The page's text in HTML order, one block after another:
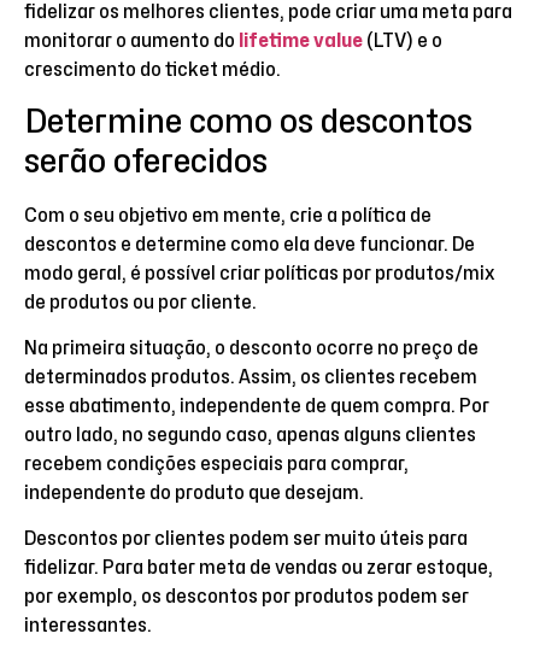
fidelizar os melhores clientes, pode criar uma meta para
monitorar o aumento do lifetime value (LTV) e o
crescimento do ticket médio.
Determine como os descontos
serão oferecidos
Com o seu objetivo em mente, crie a política de
descontos e determine como ela deve funcionar. De
modo geral, é possível criar políticas por produtos/mix
de produtos ou por cliente.
Na primeira situação, o desconto ocorre no preço de
determinados produtos. Assim, os clientes recebem
esse abatimento, independente de quem compra. Por
outro lado, no segundo caso, apenas alguns clientes
recebem condições especiais para comprar,
independente do produto que desejam.
Descontos por clientes podem ser muito úteis para
fidelizar. Para bater meta de vendas ou zerar estoque,
por exemplo, os descontos por produtos podem ser
interessantes.